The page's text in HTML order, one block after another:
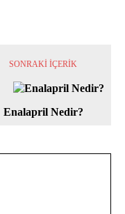
SONRAKI İÇERIK
Enalapril Nedir?